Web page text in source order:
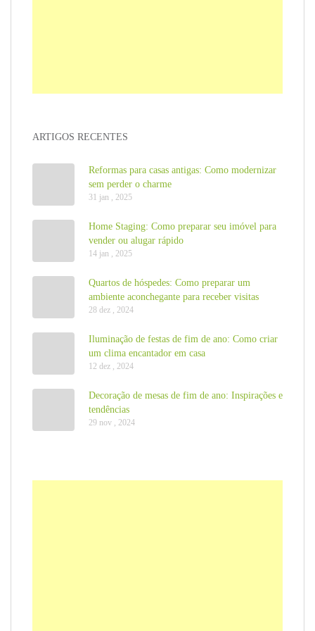
ARTIGOS RECENTES
Reformas para casas antigas: Como modernizar
sem perder o charme
31 jan , 2025
Home Staging: Como preparar seu imóvel para
vender ou alugar rápido
14 jan , 2025
Quartos de hóspedes: Como preparar um
ambiente aconchegante para receber visitas
28 dez , 2024
Iluminação de festas de fim de ano: Como criar
um clima encantador em casa
12 dez , 2024
Decoração de mesas de fim de ano: Inspirações e
tendências
29 nov , 2024